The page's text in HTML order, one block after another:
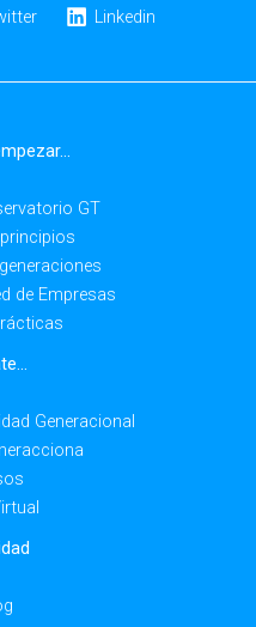
Linkedin
GT
de Empresas
Generacional